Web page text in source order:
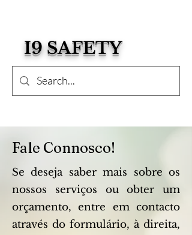
I9 SAFETY
Fale Connosco!
Se deseja saber mais sobre os
nossos serviços ou obter um
orçamento, entre em contacto
através do formulário, à direita,